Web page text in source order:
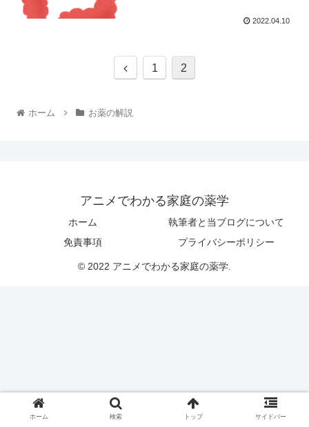
2022.04.10
1 2
ホーム お薬の解説
アニメでわかる家庭の薬学
ホーム
執筆者と当ブログについて
免責事項
プライバシーポリシー
© 2022 アニメでわかる家庭の薬学.
ホーム 検索 トップ サイドバー